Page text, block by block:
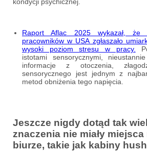
kondycji psychicznej.
Raport Aflac 2025 wykazał,
pracowników w USA zgłaszało
wysoki poziom stresu w pracy.
istotami sensorycznymi,
informacje z otoczenia,
sensorycznego jest jednym z
metod obniżenia tego napięcia.
Jeszcze nigdy dotąd tak
znaczenia nie miały
biurze, takie jak kabiny